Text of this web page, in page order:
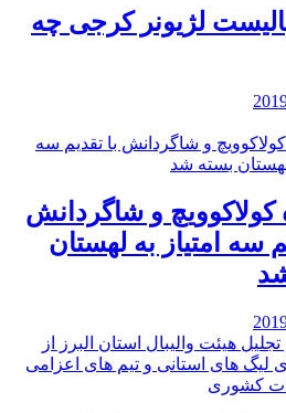
لژیونر کرجی چه
کولاکوویچ و شاگردانش
سه امتیاز به لهستان